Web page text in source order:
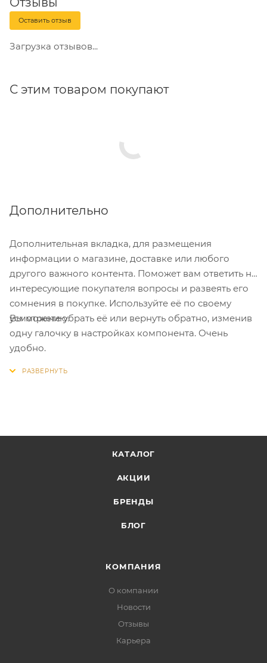
стандартам.
Оставить отзыв
Загрузка отзывов...
С этим товаром покупают
Дополнительно
Дополнительная вкладка, для размещения
информации о магазине, доставке или любого
другого важного контента. Поможет вам ответить на
интересующие покупателя вопросы и развеять его
сомнения в покупке. Используйте её по своему
усмотрению.
Вы можете убрать её или вернуть обратно, изменив
одну галочку в настройках компонента. Очень
удобно.
КАТАЛОГ
АКЦИИ
БРЕНДЫ
БЛОГ
КОМПАНИЯ
О компании
Новости
Отзывы
Карьера